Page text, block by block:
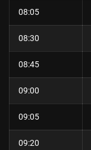
08:05
08:30
08:45
09:00
09:05
09:20